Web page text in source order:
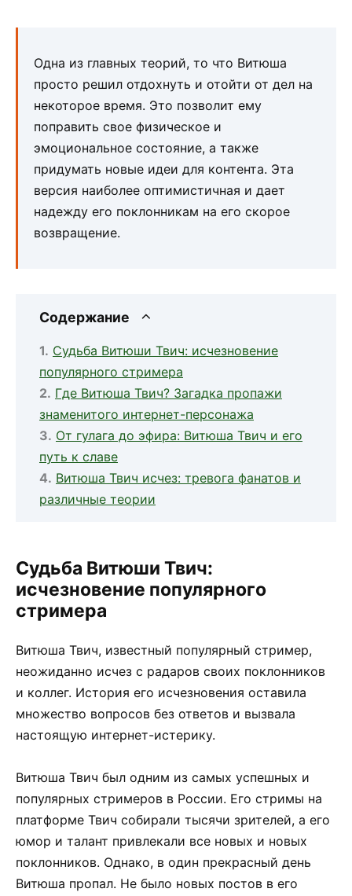
Одна из главных теорий, то что Витюша
просто решил отдохнуть и отойти от дел на
некоторое время. Это позволит ему
поправить свое физическое и
эмоциональное состояние, а также
придумать новые идеи для контента. Эта
версия наиболее оптимистичная и дает
надежду его поклонникам на его скорое
возвращение.
Содержание
Судьба Витюши Твич: исчезновение
популярного стримера
Где Витюша Твич? Загадка пропажи
знаменитого интернет-персонажа
От гулага до эфира: Витюша Твич и его
путь к славе
Витюша Твич исчез: тревога фанатов и
различные теории
Судьба Витюши Твич:
исчезновение популярного
стримера
Витюша Твич, известный популярный стример,
неожиданно исчез с радаров своих поклонников
и коллег. История его исчезновения оставила
множество вопросов без ответов и вызвала
настоящую интернет-истерику.
Витюша Твич был одним из самых успешных и
популярных стримеров в России. Его стримы на
платформе Твич собирали тысячи зрителей, а его
юмор и талант привлекали все новых и новых
поклонников. Однако, в один прекрасный день
Витюша пропал. Не было новых постов в его